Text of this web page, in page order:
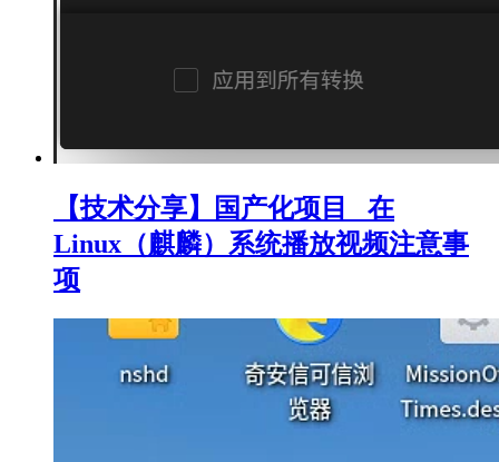
【技术分享】国产化项目_ 在
Linux（麒麟）系统播放视频注意事
项